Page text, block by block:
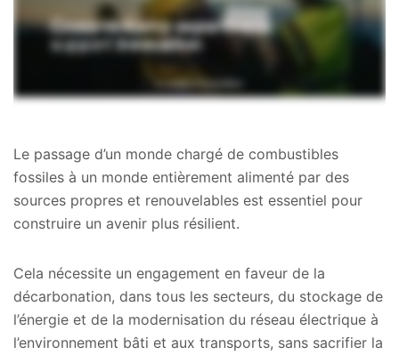
Le passage d’un monde chargé de combustibles
fossiles à un monde entièrement alimenté par des
sources propres et renouvelables est essentiel pour
construire un avenir plus résilient.
Cela nécessite un engagement en faveur de la
décarbonation, dans tous les secteurs, du stockage de
l’énergie et de la modernisation du réseau électrique à
l’environnement bâti et aux transports, sans sacrifier la